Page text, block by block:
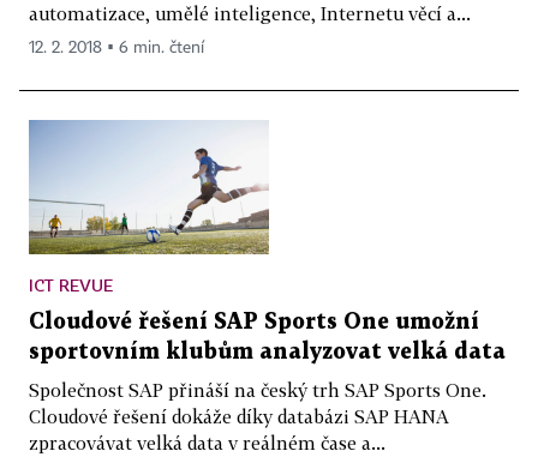
automatizace, umělé inteligence, Internetu věcí a...
12. 2. 2018 ▪ 6 min. čtení
ICT REVUE
Cloudové řešení SAP Sports One umožní
sportovním klubům analyzovat velká data
Společnost SAP přináší na český trh SAP Sports One.
Cloudové řešení dokáže díky databázi SAP HANA
zpracovávat velká data v reálném čase a...